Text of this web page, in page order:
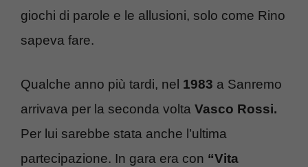
giochi di parole e le allusioni, solo come Rino
sapeva fare.
Qualche anno più tardi, nel 1983 a Sanremo
arrivava per la seconda volta Vasco Rossi.
Per lui sarebbe stata anche l’ultima
partecipazione. In gara era con “Vita